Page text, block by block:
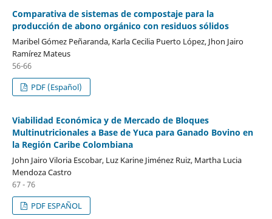
Comparativa de sistemas de compostaje para la
producción de abono orgánico con residuos sólidos
Maribel Gómez Peñaranda, Karla Cecilia Puerto López, Jhon Jairo
Ramírez Mateus
56-66
PDF (Español)
Viabilidad Económica y de Mercado de Bloques
Multinutricionales a Base de Yuca para Ganado Bovino en
la Región Caribe Colombiana
John Jairo Viloria Escobar, Luz Karine Jiménez Ruiz, Martha Lucia
Mendoza Castro
67 - 76
PDF ESPAÑOL